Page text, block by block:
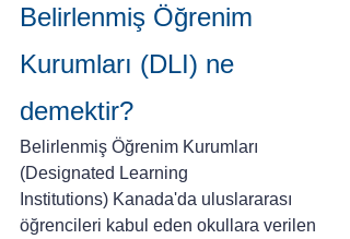
Belirlenmiş Öğrenim
Kurumları (DLI) ne
demektir?
Belirlenmiş Öğrenim Kurumları
(Designated Learning
Institutions) Kanada'da uluslararası
öğrencileri kabul eden okullara verilen